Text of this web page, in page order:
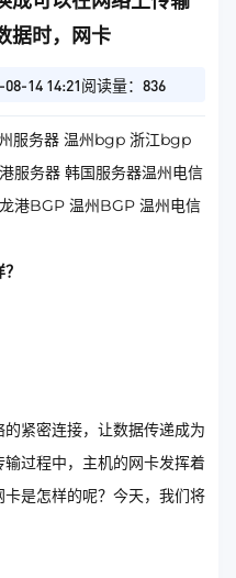
据时，网卡
14 14:21阅读量：836
服务器 温州bgp 浙江bgp
服务器 韩国服务器温州电信
港BGP 温州BGP 温州电信
紧密连接，让数据传递成为
过程中，主机的网卡发挥着
是怎样的呢？今天，我们将